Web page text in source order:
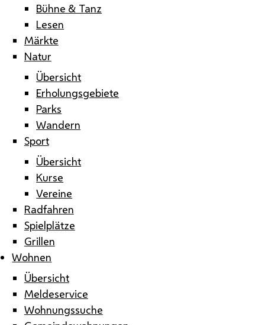
Bühne & Tanz
Lesen
Märkte
Natur
Übersicht
Erholungsgebiete
Parks
Wandern
Sport
Übersicht
Kurse
Vereine
Radfahren
Spielplätze
Grillen
Wohnen
Übersicht
Meldeservice
Wohnungssuche